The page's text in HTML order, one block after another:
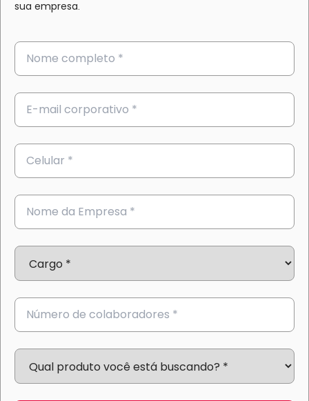
sua empresa.